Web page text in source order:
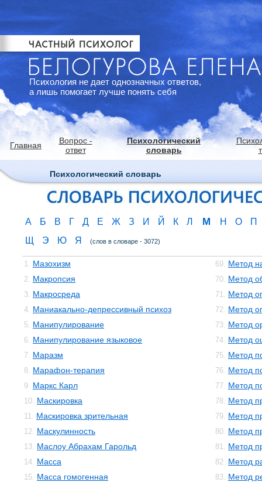
Психология не дает однозначных ответов,
а лишь помогает лучше понять себя
Главная
Вопрос -
ответ
Психологический
словарь
Психологический словарь
А Б В Г Д Е Ж З И Й К Л М Н О
П
Щ
Э Ю Я (слов в словаре - 3072)
1. Мазохизм
2. Макропсия
3. Макросреда
4. Маниакально-депрессивный психоз
5. Манипулирование
6. Манипулирование языковое
7. Маразм
8. Марафон-терапия
9. Маркс Карл
10. Маскировка
11. Маскировка зрительная
12. Маскулинность
13. Маслоу Абрахам Гарольд
14. Масса
15. Масса гомогенная
69. Метод
70. Метод
71. Метод
72. Метод
73. Метод
74. Метод
75. Метод
76. Метод
77. Метод
78. Метод
79. Метод
80. Метод
81. Метод
82. Метод
83. Метод